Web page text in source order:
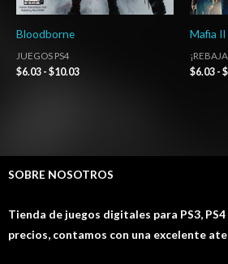
Bloodborne
JUEGOS PS4
$6.03 - $10.03
Mafia
$6.03 - $
SOBRE NOSOTROS
Tienda de juegos digitales para PS3,
precios, contamos con una excelente